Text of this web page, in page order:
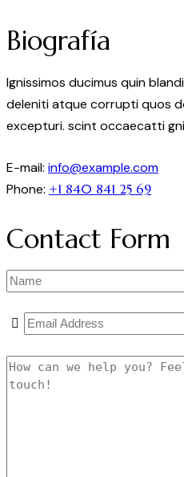
Biografía
Ignissimos ducimus quin
deleniti atque corrupti quos
excepturi. scint occaecatti
E-mail: info@example.com
Phone: +1 840 841 25 69
Contact Form